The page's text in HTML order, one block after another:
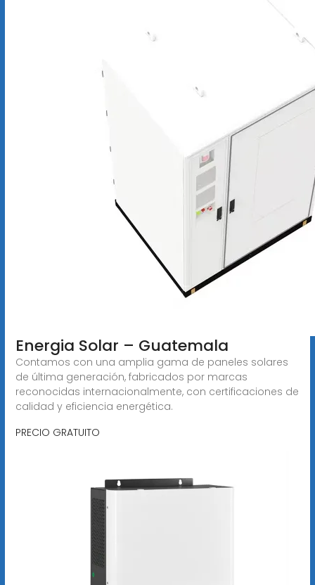
Energia Solar – Guatemala
Contamos con una amplia gama de paneles solares
de última generación, fabricados por marcas
reconocidas internacionalmente, con certificaciones de
calidad y eficiencia energética.
PRECIO GRATUITO